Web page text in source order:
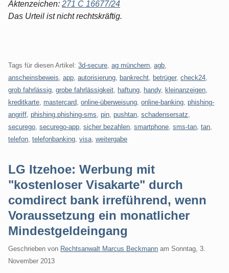
Aktenzeichen: 271 C 16677/24
Das Urteil ist nicht rechtskräftig.
Tags für diesen Artikel: 3d-secure ag münchern agb
anscheinsbeweis app autorisierung bankrecht betrüger, check24
grob fahrlässig grobe fahrlässigkeit haftung handy, kleinanzeigen
kreditkarte mastercard online-überweisung online-banking phishing-
angriff phishing.phishing-sms pin pushtan schadensersatz
securego securego-app sicher bezahlen smartphone sms-tan tan
telefon telefonbanking visa weitergabe
LG Itzehoe: Werbung mit
"kostenloser Visakarte" durch
comdirect bank irreführend, wenn
Voraussetzung ein monatlicher
Mindestgeldeingang
Geschrieben von Rechtsanwalt Marcus Beckmann am Sonntag, 3.
November 2013